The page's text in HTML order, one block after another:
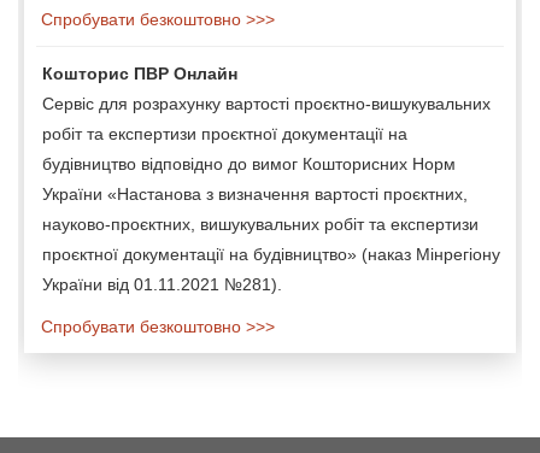
Спробувати безкоштовно >>>
Кошторис ПВР Онлайн
Сервіс для розрахунку вартості проєктно-вишукувальних
робіт та експертизи проєктної документації на
будівництво відповідно до вимог Кошторисних Норм
України «Настанова з визначення вартості проєктних,
науково-проєктних, вишукувальних робіт та експертизи
проєктної документації на будівництво» (наказ Мінрегіону
України від 01.11.2021 №281).
Спробувати безкоштовно >>>